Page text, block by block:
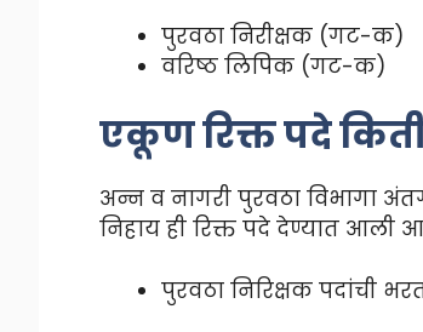
पुरवठा निरीक्षक (गट-क)
वरिष्ठ लिपिक (गट-क)
एकूण रिक्त पदे
अन्न व नागरी पुरवठा विभागा
निहाय ही रिक्त पदे देण्यात आली
पुरवठा निरिक्षक पदांची